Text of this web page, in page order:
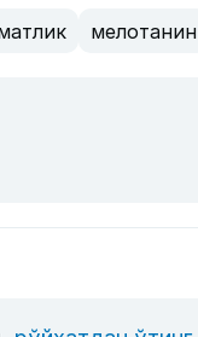
мелотанин